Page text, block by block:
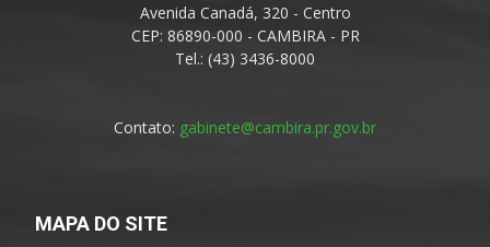
Avenida Canadá, 320 - Centro
CEP: 86890-000 - CAMBIRA - PR
Tel.: (43) 3436-8000
Contato: gabinete@cambira.pr.gov.br
MAPA DO SITE